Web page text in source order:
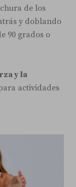
de los
y doblando
90 grados o
y la
actividades